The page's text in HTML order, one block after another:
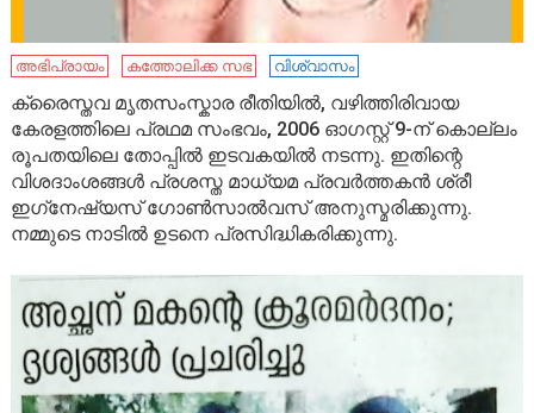
അഭിപ്രായം കത്തോലിക്ക സഭ വിശ്വാസം
ക്രൈസ്തവ മൃതസംസ്കാര രീതിയിൽ, വഴിത്തിരിവായ
കേരളത്തിലെ പ്രഥമ സംഭവം, 2006 ഓഗസ്റ്റ് 9-ന് കൊല്ലം
രൂപതയിലെ തോപ്പിൽ ഇടവകയിൽ നടന്നു. ഇതിന്റെ
വിശദാംശങ്ങൾ പ്രശസ്ത മാധ്യമ പ്രവർത്തകൻ ശ്രീ
ഇഗ്‌നേഷ്യസ് ഗോൺസാൽവസ് അനുസ്മരിക്കുന്നു.
നമ്മുടെ നാടിൽ ഉടനെ പ്രസിദ്ധികരിക്കുന്നു.